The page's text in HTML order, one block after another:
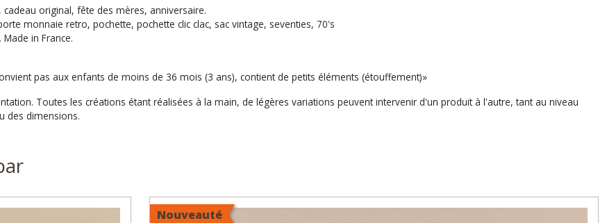
original, fête des mères, anniversaire.
monnaie retro, pochette, pochette clic clac, sac vintage, seventies, 70's
in France.
pas aux enfants de moins de 36 mois (3 ans), contient de petits éléments (étouffement)»
Toutes les créations étant réalisées à la main, de légères variations peuvent intervenir d'un produit à l'autre, tant au niveau
des dimensions.
Nouveauté